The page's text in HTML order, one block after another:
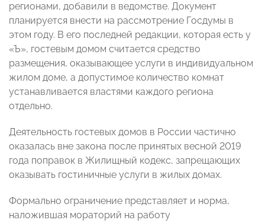
регионами, добавили в ведомстве. Документ
планируется внести на рассмотрение Госдумы в
этом году. В его последней редакции, которая есть у
«Ъ», гостевым домом считается средство
размещения, оказывающее услуги в индивидуальном
жилом доме, а допустимое количество комнат
устанавливается властями каждого региона
отдельно.
Деятельность гостевых домов в России частично
оказалась вне закона после принятых весной 2019
года поправок в Жилищный кодекс, запрещающих
оказывать гостиничные услуги в жилых домах.
Формально ограничение представляет и норма,
наложившая мораторий на работу